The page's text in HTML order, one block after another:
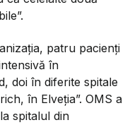
patru pacienți
în
doi în diferite spitale
în Elveția”. OMS a
spitalul din